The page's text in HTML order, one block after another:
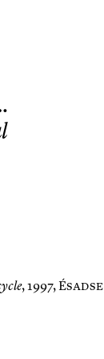
, 1997, Ésadse